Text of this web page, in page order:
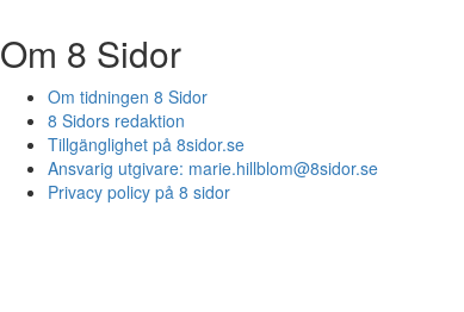
Om 8 Sidor
Om tidningen 8 Sidor
8 Sidors redaktion
Tillgänglighet på 8sidor.se
Ansvarig utgivare: marie.hillblom@8sidor.se
Privacy policy på 8 sidor